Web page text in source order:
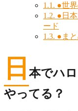
1.1. ●世
1.2. ●日
ード
1.3. ●ま
日 本でハ
やってる？